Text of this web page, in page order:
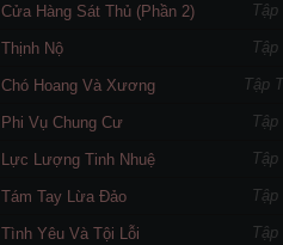
Cửa Hàng Sát Thủ (Phần 2) Tập
Thịnh Nộ Tập
Chó Hoang Và Xương Tập
Phi Vụ Chung Cư Tập
Lực Lượng Tinh Nhuệ Tập
Tám Tay Lừa Đảo Tập
Tình Yêu Và Tội Lỗi Tập